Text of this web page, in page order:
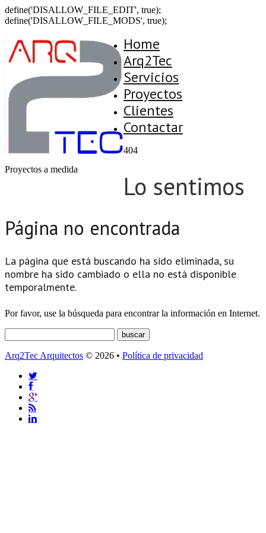
define('DISALLOW_FILE_EDIT', true);
define('DISALLOW_FILE_MODS', true);
Proyectos a medida
Home
Arq2Tec
Servicios
Proyectos
Clientes
Contactar
404
Lo sentimos
Página no encontrada
La página que está buscando ha sido eliminada, su
nombre ha sido cambiado o ella no está disponible
temporalmente.
Por favor, use la búsqueda para encontrar la información en Internet.
Arq2Tec Arquitectos © 2026 • Política de privacidad